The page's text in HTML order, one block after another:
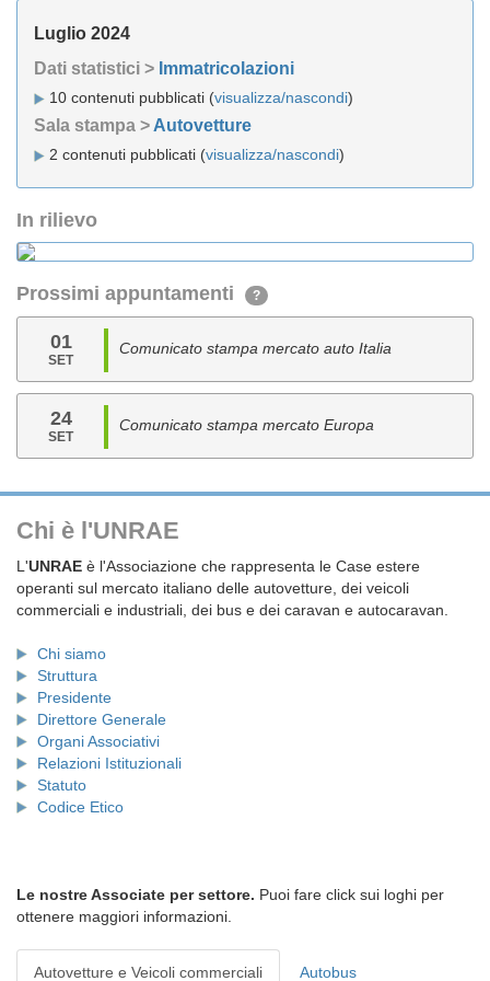
Luglio 2024
Dati statistici > Immatricolazioni
10 contenuti pubblicati (visualizza/nascondi)
Sala stampa > Autovetture
2 contenuti pubblicati (visualizza/nascondi)
In rilievo
Prossimi appuntamenti ?
01
SET
Comunicato stampa mercato auto Italia
24
SET
Comunicato stampa mercato Europa
Chi è l'UNRAE
L'UNRAE è l'Associazione che rappresenta le Case estere
operanti sul mercato italiano delle autovetture, dei veicoli
commerciali e industriali, dei bus e dei caravan e autocaravan.
Chi siamo
Struttura
Presidente
Direttore Generale
Organi Associativi
Relazioni Istituzionali
Statuto
Codice Etico
Le nostre Associate per settore. Puoi fare click sui loghi per
ottenere maggiori informazioni.
Autovetture e Veicoli commerciali Autobus